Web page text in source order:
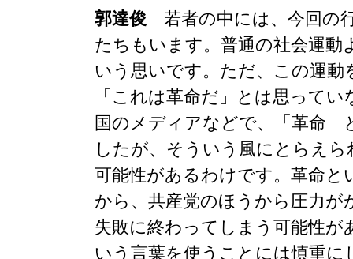
郭達俊 若者の中には、今回の
たちもいます。普通の社会運
いう思いです。ただ、この運
「これは革命だ」とは思って
国のメディアなどで、「革命
したが、そういう風にとらえ
可能性があるわけです。革命
から、共産党のほうから圧力
失敗に終わってしまう可能性
いう言葉を使うことには慎重